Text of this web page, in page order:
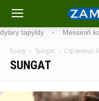
Messiniň kakasy aradan çykdy
Esasy Sungat Страница 4
SUNGAT